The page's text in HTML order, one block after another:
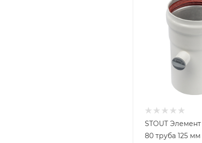
STOUT
80 труба 125